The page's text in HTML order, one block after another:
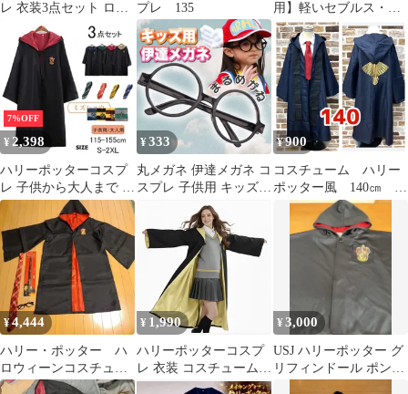
レ 衣装3点セット ロー
ブ ネクタイ マフラー
コスチューム cosplay 衣
装 誕生日 プレゼント
ハロウイーン 変装 仮装
クリスマス コスプレ 男
女共用即日発送可能レ
イブンクロー 青
プレ 135
用】軽いセブルス・ス
ネイプの杖 ハリーポッ
ター
7%OFF
¥ 2,398
ハリーポッターコスプ
レ 子供から大人まで 3
点セット コスファンタ
ジー 魔法の世界 ハロウ
ィンコスプレ 子供 イベ
ント 魔法使いの外観 コ
ミコン パーティー 可愛
いデザイン 学園祭 文化
祭 仮装 変装 halibote01
¥333
丸メガネ 伊達メガネ コ
スプレ 子供用 キッズ
アラレちゃん ハリーポ
ッター 黒
¥900
コスチューム ハリー
ポッター風 140㎝ 女
の子 4点セット ネイ
ビー系 現状品
NMO7-135-08
¥4,444
ハリー・ポッター ハ
ロウィーンコスチュー
ム
¥ 1,990
ハリーポッターコスプ
レ 衣装 コスチューム
cosplay 衣装 誕生日 プ
¥3,000
USJ ハリーポッター グ
リフィンドール ポンチ